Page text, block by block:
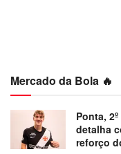
Mercado da Bola 🔥
Ponta,
detalha
reforço